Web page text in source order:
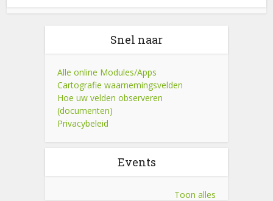
Snel naar
Alle online Modules/Apps
Cartografie waarnemingsvelden
Hoe uw velden observeren
(documenten)
Privacybeleid
Events
Toon alles